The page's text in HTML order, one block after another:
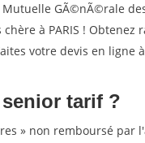
GÃ©nÃ©rale
à PARIS !
votre devis en ligne à
tarif ?
» non remboursé par